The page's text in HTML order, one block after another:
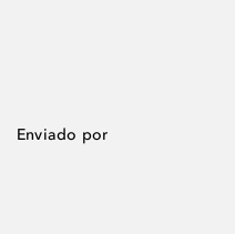
Enviado por